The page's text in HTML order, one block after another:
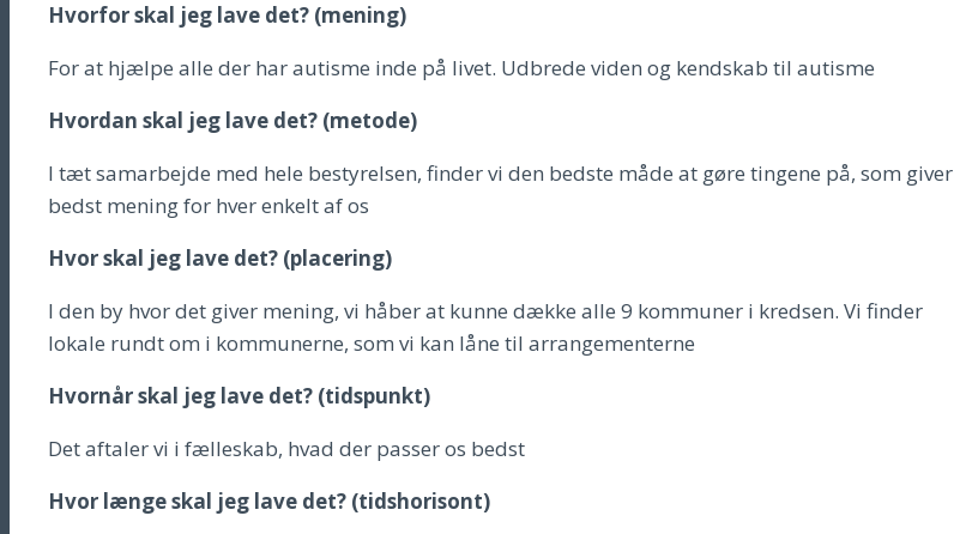
Hvorfor skal jeg lave det? (mening)
For at hjælpe alle der har autisme inde på livet. Udbrede viden og kendskab til autisme
Hvordan skal jeg lave det? (metode)
I tæt samarbejde med hele bestyrelsen, finder vi den bedste måde at gøre tingene på, som giver
bedst mening for hver enkelt af os
Hvor skal jeg lave det? (placering)
I den by hvor det giver mening, vi håber at kunne dække alle 9 kommuner i kredsen. Vi finder
lokale rundt om i kommunerne, som vi kan låne til arrangementerne
Hvornår skal jeg lave det? (tidspunkt)
Det aftaler vi i fælleskab, hvad der passer os bedst
Hvor længe skal jeg lave det? (tidshorisont)